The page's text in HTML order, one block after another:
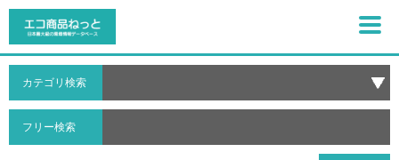
カテゴリ検索
フリー検索